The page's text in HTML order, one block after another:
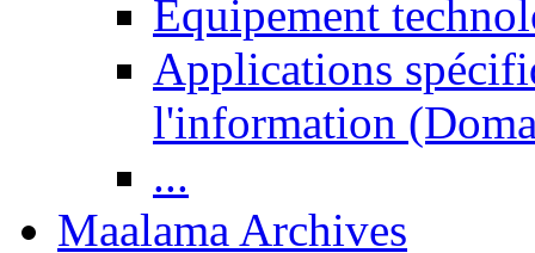
Equipement
Applications
l'information
...
Maalama Archives